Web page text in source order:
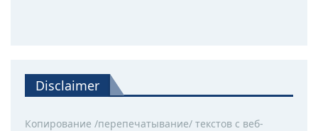
Disclaimer
Копирование /перепечатывание/ текстов с веб-